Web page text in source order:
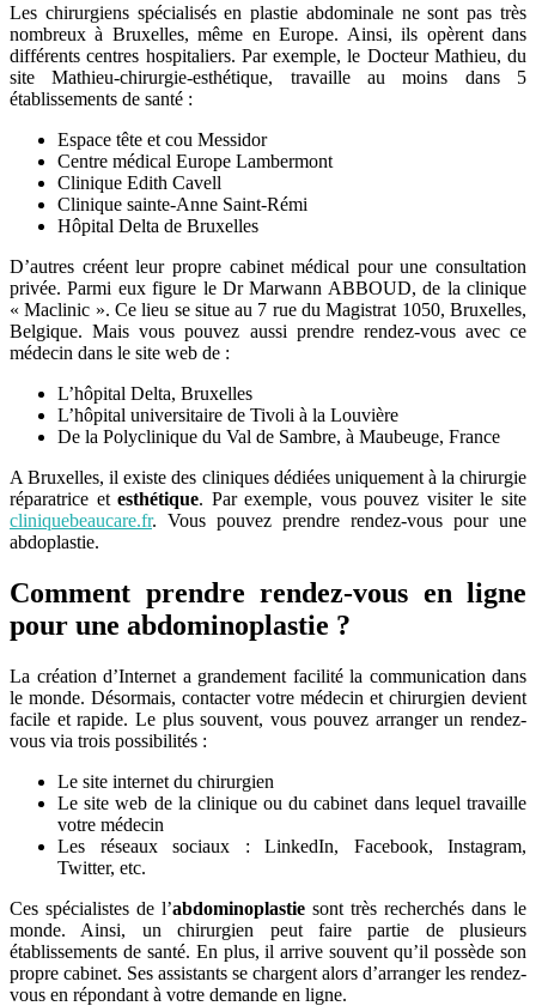
Les chirurgiens spécialisés en plastie abdominale ne sont pas très
nombreux à Bruxelles, même en Europe. Ainsi, ils opèrent dans
différents centres hospitaliers. Par exemple, le Docteur Mathieu, du
site Mathieu-chirurgie-esthétique, travaille au moins dans 5
établissements de santé :
Espace tête et cou Messidor
Centre médical Europe Lambermont
Clinique Edith Cavell
Clinique sainte-Anne Saint-Rémi
Hôpital Delta de Bruxelles
D’autres créent leur propre cabinet médical pour une consultation
privée. Parmi eux figure le Dr Marwann ABBOUD, de la clinique
« Maclinic ». Ce lieu se situe au 7 rue du Magistrat 1050, Bruxelles,
Belgique. Mais vous pouvez aussi prendre rendez-vous avec ce
médecin dans le site web de :
L’hôpital Delta, Bruxelles
L’hôpital universitaire de Tivoli à la Louvière
De la Polyclinique du Val de Sambre, à Maubeuge, France
A Bruxelles, il existe des cliniques dédiées uniquement à la chirurgie
réparatrice etesthétique. Par exemple, vous pouvez visiter le site
cliniquebeaucare.fr. Vous pouvez prendre rendez-vous pour une
abdoplastie.
Comment prendre rendez-vous en ligne
pour une abdominoplastie ?
La création d’Internet a grandement facilité la communication dans
le monde. Désormais, contacter votre médecin et chirurgien devient
facile et rapide. Le plus souvent, vous pouvez arranger un rendez-
vous via trois possibilités :
Le site internet du chirurgien
Le site web de la clinique ou du cabinet dans lequel travaille
votre médecin
Les réseaux sociaux : LinkedIn, Facebook, Instagram,
Twitter, etc.
Ces spécialistes de l’abdominoplastie sont très recherchés dans le
monde. Ainsi, un chirurgien peut faire partie de plusieurs
établissements de santé. En plus, il arrive souvent qu’il possède son
propre cabinet. Ses assistants se chargent alors d’arranger les rendez-
vous en répondant à votre demande en ligne.